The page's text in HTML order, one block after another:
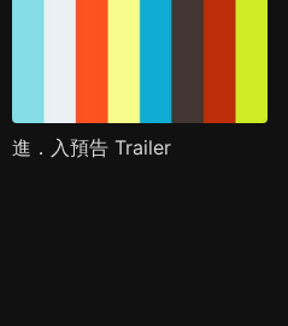
進．入預告 Trailer